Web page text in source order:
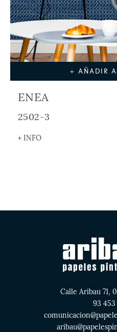
+ AÑADIR
ENEA
2502-3
+ INFO
Calle Aribau 71,
93